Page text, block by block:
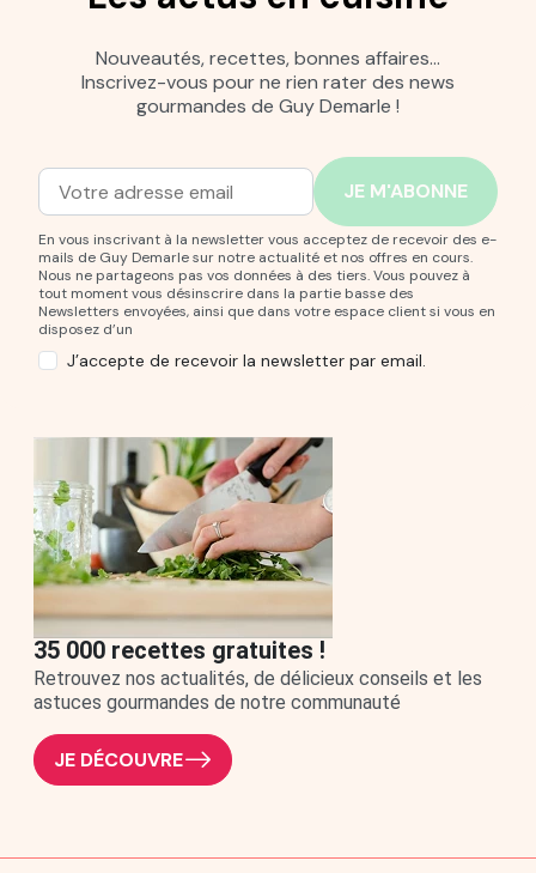
Nouveautés, recettes, bonnes affaires…
Inscrivez-vous pour ne rien rater des news
gourmandes de Guy Demarle !
Adresse mail
Entrez votre adresse mail pour vous abonner à notre
En vous inscrivant à la newsletter vous acceptez de recevoir des e-
mails de Guy Demarle sur notre actualité et nos offres en cours.
Nous ne partageons pas vos données à des tiers. Vous pouvez à
tout moment vous désinscrire dans la partie basse des
Newsletters envoyées, ainsi que dans votre espace client si vous en
disposez d’un
J’accepte de recevoir la newsletter par email.
35 000 recettes gratuites !
Retrouvez nos actualités, de délicieux conseils et les
astuces gourmandes de notre communauté
JE DÉCOUVRE